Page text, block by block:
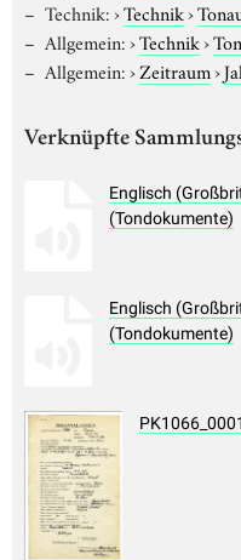
Technik:›Technik›
Allgemein:›Technik›
Allgemein:›Zeitraum›
Verknüpfte
Englisch
(Tondokumente)
Englisch
(Tondokumente)